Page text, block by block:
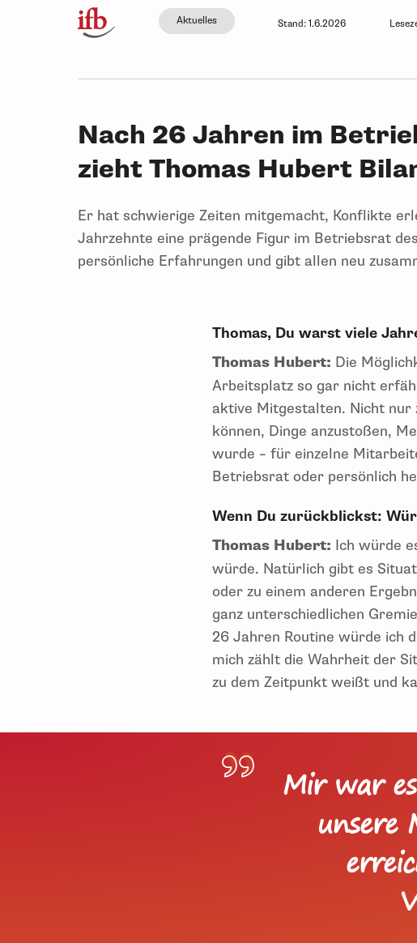
Aktuelles Stand:1.6.2026
Nach 26 Jahren im
zieht Thomas Hubert
Er hat schwierige Zeiten mitgemacht, Konflikte
Jahrzehnte eine prägende Figur im Betriebsrat
persönliche Erfahrungen und gibt allen neu
Thomas, Du warst viele
Thomas Hubert: Die
Arbeitsplatz so gar nicht
aktive Mitgestalten. Nicht nur
können, Dinge anzustoßen,
wurde – für einzelne
Betriebsrat oder persönlich
Wenn Du zurückblickst:
Thomas Hubert: Ich würde
würde. Natürlich gibt es
oder zu einem anderen
ganz unterschiedlichen
26 Jahren Routine würde ich
mich zählt die Wahrheit der
zu dem Zeitpunkt weißt und
Mir war
unsere